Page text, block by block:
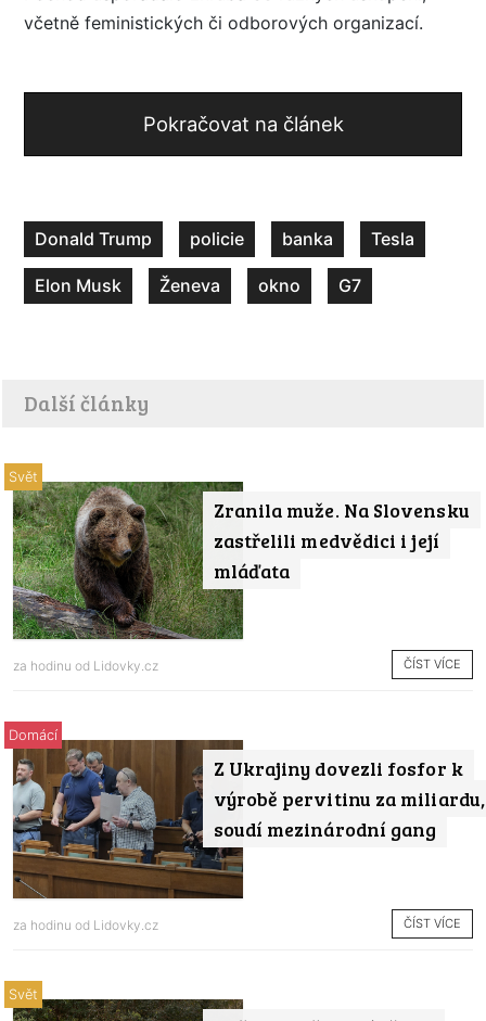
včetně feministických či odborových organizací.
Pokračovat na článek
Donald Trump policie banka Tesla
Elon Musk Ženeva okno G7
Další články
Zranila muže. Na Slovensku
zastřelili medvědici i její
mláďata
Svět
za hodinu od Lidovky.cz ČÍST VÍCE
Z Ukrajiny dovezli fosfor k
výrobě pervitinu za miliardu,
soudí mezinárodní gang
Domácí
za hodinu od Lidovky.cz ČÍST VÍCE
Svět